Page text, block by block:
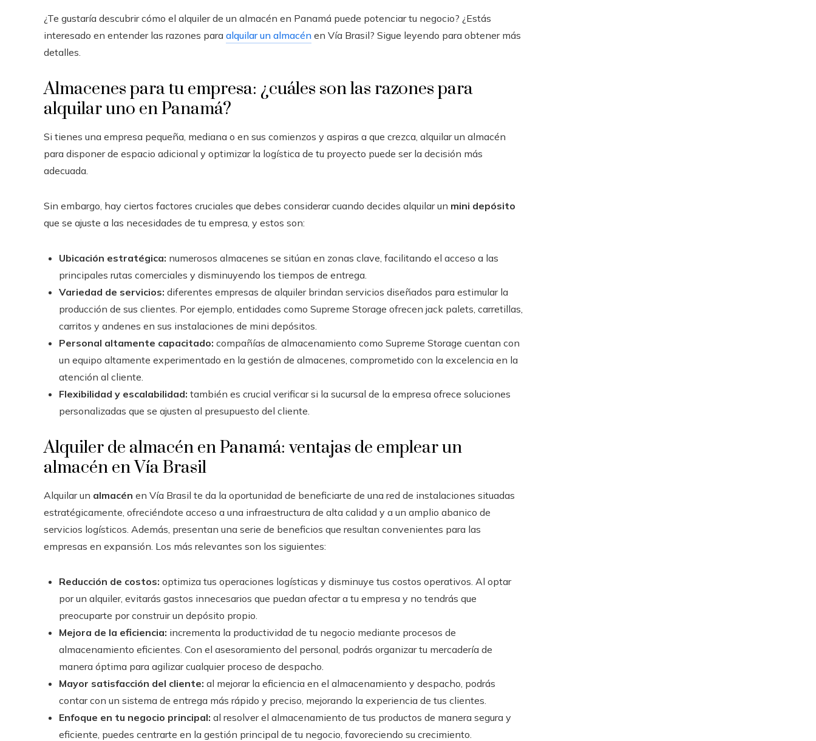
¿Te gustaría descubrir cómo el alquiler de un almacén en Panamá puede potenciar tu negocio? ¿Estás
interesado en entender las razones para alquilar un almacén en Vía Brasil? Sigue leyendo para obtener más
detalles.
Almacenes para tu empresa: ¿cuáles son las razones para
alquilar uno en Panamá?
Si tienes una empresa pequeña, mediana o en sus comienzos y aspiras a que crezca, alquilar un almacén
para disponer de espacio adicional y optimizar la logística de tu proyecto puede ser la decisión más
adecuada.
Sin embargo, hay ciertos factores cruciales que debes considerar cuando decides alquilar un mini depósito
que se ajuste a las necesidades de tu empresa, y estos son:
Ubicación estratégica: numerosos almacenes se sitúan en zonas clave, facilitando el acceso a las
principales rutas comerciales y disminuyendo los tiempos de entrega.
Variedad de servicios: diferentes empresas de alquiler brindan servicios diseñados para estimular la
producción de sus clientes. Por ejemplo, entidades como Supreme Storage ofrecen jack palets, carretillas,
carritos y andenes en sus instalaciones de mini depósitos.
Personal altamente capacitado: compañías de almacenamiento como Supreme Storage cuentan con
un equipo altamente experimentado en la gestión de almacenes, comprometido con la excelencia en la
atención al cliente.
Flexibilidad y escalabilidad: también es crucial verificar si la sucursal de la empresa ofrece soluciones
personalizadas que se ajusten al presupuesto del cliente.
Alquiler de almacén en Panamá: ventajas de emplear un
almacén en Vía Brasil
Alquilar un almacén en Vía Brasil te da la oportunidad de beneficiarte de una red de instalaciones situadas
estratégicamente, ofreciéndote acceso a una infraestructura de alta calidad y a un amplio abanico de
servicios logísticos. Además, presentan una serie de beneficios que resultan convenientes para las
empresas en expansión. Los más relevantes son los siguientes:
Reducción de costos: optimiza tus operaciones logísticas y disminuye tus costos operativos. Al optar
por un alquiler, evitarás gastos innecesarios que puedan afectar a tu empresa y no tendrás que
preocuparte por construir un depósito propio.
Mejora de la eficiencia: incrementa la productividad de tu negocio mediante procesos de
almacenamiento eficientes. Con el asesoramiento del personal, podrás organizar tu mercadería de
manera óptima para agilizar cualquier proceso de despacho.
Mayor satisfacción del cliente: al mejorar la eficiencia en el almacenamiento y despacho, podrás
contar con un sistema de entrega más rápido y preciso, mejorando la experiencia de tus clientes.
Enfoque en tu negocio principal: al resolver el almacenamiento de tus productos de manera segura y
eficiente, puedes centrarte en la gestión principal de tu negocio, favoreciendo su crecimiento.